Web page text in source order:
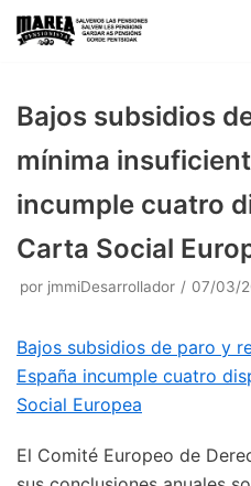
Saltar
Bajos subsidios
mínima
incumple cuatro
Carta Social
por jmmiDesarrollador 07/03/
Bajos subsidios de paro y
España incumple cuatro
Social Europea
El Comité Europeo de